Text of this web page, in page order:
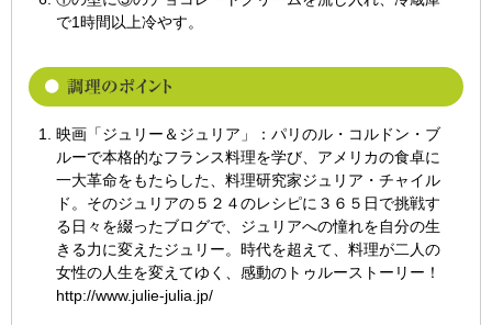
で1時間以上冷やす。
映画「ジュリー＆ジュリア」：パリのル・コルドン・ブ
ルーで本格的なフランス料理を学び、アメリカの食卓に
一大革命をもたらした、料理研究家ジュリア・チャイル
ド。そのジュリアの５２４のレシピに３６５日で挑戦す
る日々を綴ったブログで、ジュリアへの憧れを自分の生
きる力に変えたジュリー。時代を超えて、料理が二人の
女性の人生を変えてゆく、感動のトゥルーストーリー！
http://www.julie-julia.jp/